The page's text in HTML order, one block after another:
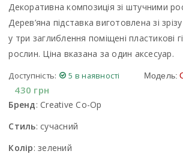
Декоративна композиція зі штучними
Дерев’яна підставка виготовлена зі
у три заглиблення поміщені пластикові
рослин. Ціна вказана за один аксесуар.
Доступність: 5 в наявності Модель:
430 грн
Бренд:Creative Co-Op
Стиль: сучасний
Колір:зелений